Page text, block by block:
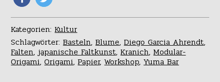
Kategorien:Kultur
Schlagwörter:Basteln,Blume,Diego Garcia Ahrendt,
Falten,japanische Faltkunst,Kranich,Modular-
Origami,Origami,Papier,Workshop,Yuma Bar